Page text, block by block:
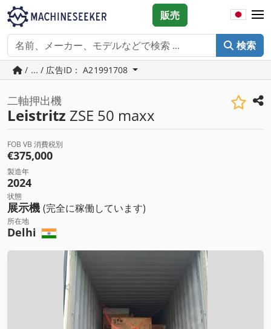
検索
販売
/ ... / 広告ID： A21991708
二軸押出機
Leistritz ZSE 50 maxx
FOB VB 消費税別
€375,000
製造年
2024
状態
展示機 (完全に稼働しています)
所在地
Delhi